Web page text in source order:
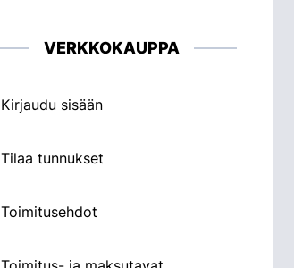
VERKKOKAUPPA
Kirjaudu sisään
Tilaa tunnukset
Toimitusehdot